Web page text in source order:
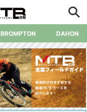
BROMPTON DAHON